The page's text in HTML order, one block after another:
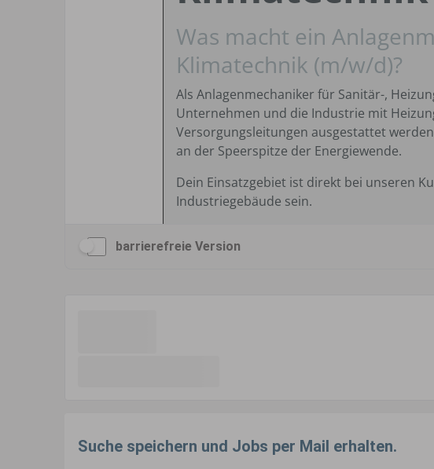
barrierefreie Version
Suche speichern und Jobs per Mail erhalten.